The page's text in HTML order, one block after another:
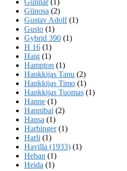
Günosa (2)
Gustav Adolf(1)
Gusto (1)
Gybrid 390 (1)
H 16 (1)
Haig (1)
Hampton (1)
Hankkijas Tanu (2)
Hankkijas Timo (1)
Hankkijas Tuomas (1)
Hanne (1)
Hannibal (2)
Hansa (1)
Harbinger(1)
Harli (1)
Havilla (1933) (1)
Heban (1)
Heida (1)